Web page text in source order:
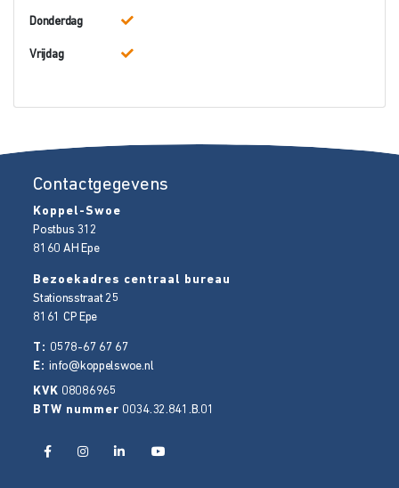
Donderdag
Vrijdag
Contactgegevens
Koppel-Swoe
Postbus 312
8160 AH Epe
Bezoekadres centraal bureau
Stationsstraat 25
8161 CP Epe
T: 0578-67 67 67
E:info@koppelswoe.nl
KVK 08086965
BTW nummer 0034.32.841.B.01